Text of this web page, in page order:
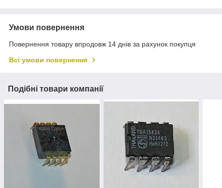
Умови повернення
Повернення товару впродовж 14 днів за рахунок покупця
Всі умови повернення
Подібні товари компанії